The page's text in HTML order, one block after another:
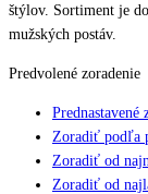
štýlov. Sortiment je
mužských postáv.
Predvolené zoradenie
Prednastavené
Zoradiť podľa
Zoradiť od
Zoradiť od